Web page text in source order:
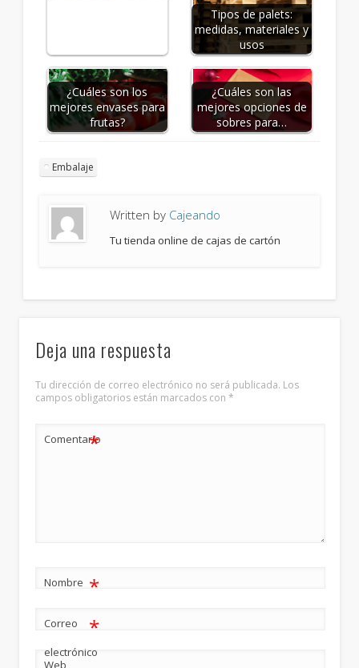
Tipos de palets:
medidas, materiales y
usos
¿Cuáles son los
mejores envases para
frutas?
¿Cuáles son las
mejores opciones de
sobres para…
Embalaje
Written by Cajeando
Tu tienda online de cajas de cartón
Deja una respuesta
Tu dirección de correo electrónico no será publicada. Los
campos obligatorios están marcados con*
Comentario
*
Nombre *
Correo
electrónico
*
Web